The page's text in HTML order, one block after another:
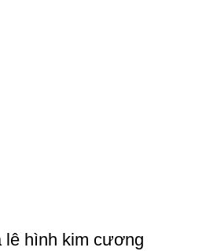
lê hình kim cương